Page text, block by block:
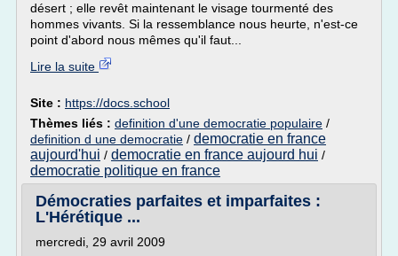
désert ; elle revêt maintenant le visage tourmenté des
hommes vivants. Si la ressemblance nous heurte, n'est-ce
point d'abord nous mêmes qu'il faut...
Lire la suite
Site : https://docs.school
Thèmes liés : definition d'une democratie populaire /
definition d une democratie / democratie en france
aujourd'hui / democratie en france aujourd hui /
democratie politique en france
Démocraties parfaites et imparfaites :
L'Hérétique ...
mercredi, 29 avril 2009